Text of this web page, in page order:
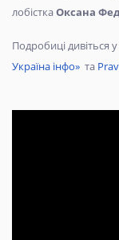
лобісткаОксана
Подробиці дивіться
Україна інфо» та